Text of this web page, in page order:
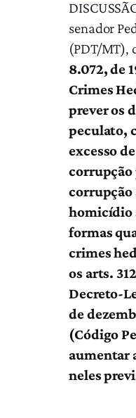
senador
(PDT/MT),
8.072, de
Crimes
prever os
peculato,
excesso
corrupção
corrupção
homicídio
formas
crimes
os arts.
Decreto-
de
(Código
aumentar
neles